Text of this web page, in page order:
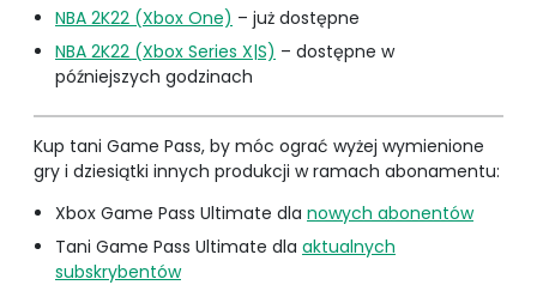
NBA 2K22 (Xbox One) – już dostępne
NBA 2K22 (Xbox Series X|S) – dostępne w
późniejszych godzinach
Kup tani Game Pass, by móc ograć wyżej wymienione
gry i dziesiątki innych produkcji w ramach abonamentu:
Xbox Game Pass Ultimate dla nowych abonentów
Tani Game Pass Ultimate dla aktualnych
subskrybentów